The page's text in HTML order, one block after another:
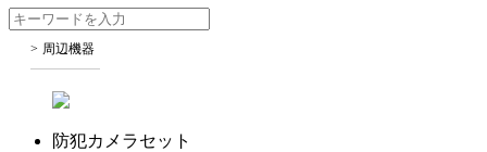
周辺機器
防犯カメラセット